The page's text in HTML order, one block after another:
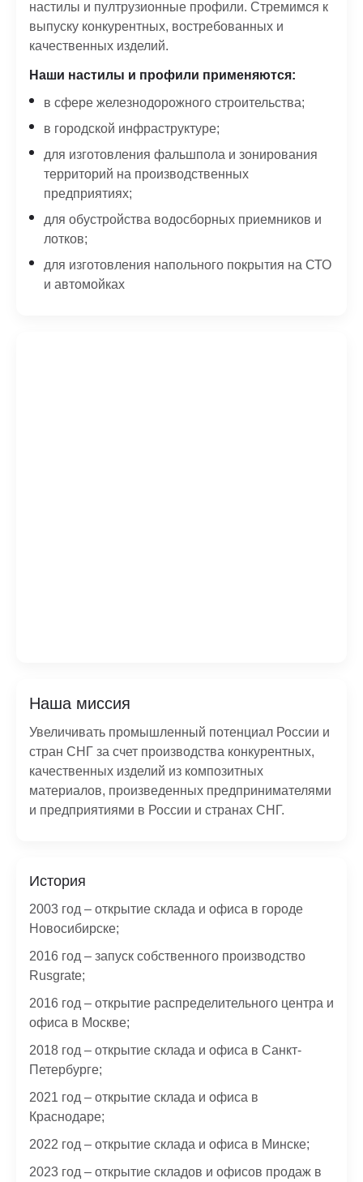
настилы и пултрузионные профили. Стремимся к
выпуску конкурентных, востребованных и
качественных изделий.
Наши настилы и профили применяются:
в сфере железнодорожного строительства;
в городской инфраструктуре;
для изготовления фальшпола и зонирования
территорий на производственных
предприятиях;
для обустройства водосборных приемников и
лотков;
для изготовления напольного покрытия на СТО
и автомойках
Наша миссия
Увеличивать промышленный потенциал России и
стран СНГ за счет производства конкурентных,
качественных изделий из композитных
материалов, произведенных предпринимателями
и предприятиями в России и странах СНГ.
История
2003 год – открытие склада и офиса в городе
Новосибирске;
2016 год – запуск собственного производство
Rusgrate;
2016 год – открытие распределительного центра и
офиса в Москве;
2018 год – открытие склада и офиса в Санкт-
Петербурге;
2021 год – открытие склада и офиса в
Краснодаре;
2022 год – открытие склада и офиса в Минске;
2023 год – открытие складов и офисов продаж в